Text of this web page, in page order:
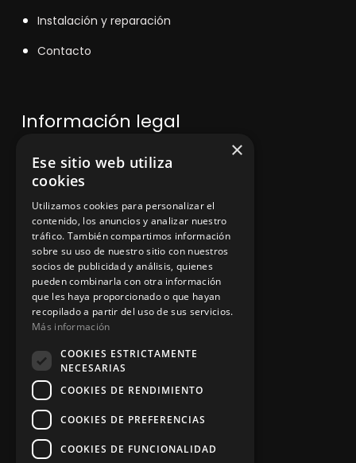
Instalación y reparación
Contacto
Información legal
Política de privacidad
Aviso legal
App Zine Hostelería
Síguenos
×
Ese sitio web utiliza
cookies
Utilizamos cookies para personalizar el
contenido, los anuncios y analizar nuestro
tráfico. También compartimos información
sobre su uso de nuestro sitio con nuestros
socios de publicidad y análisis, quienes
pueden combinarla con otra información
que les haya proporcionado o que hayan
recopilado a partir del uso de sus servicios.
Más información
COOKIES ESTRICTAMENTE
NECESARIAS
COOKIES DE RENDIMIENTO
COOKIES DE PREFERENCIAS
COOKIES DE FUNCIONALIDAD